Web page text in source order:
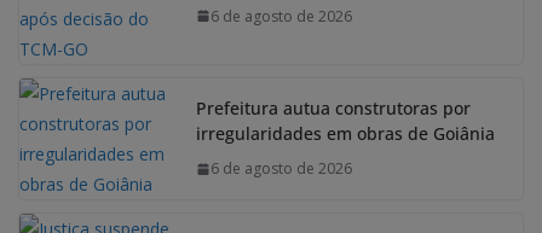
6 de agosto de 2026
Prefeitura autua construtoras por
irregularidades em obras de Goiânia
6 de agosto de 2026